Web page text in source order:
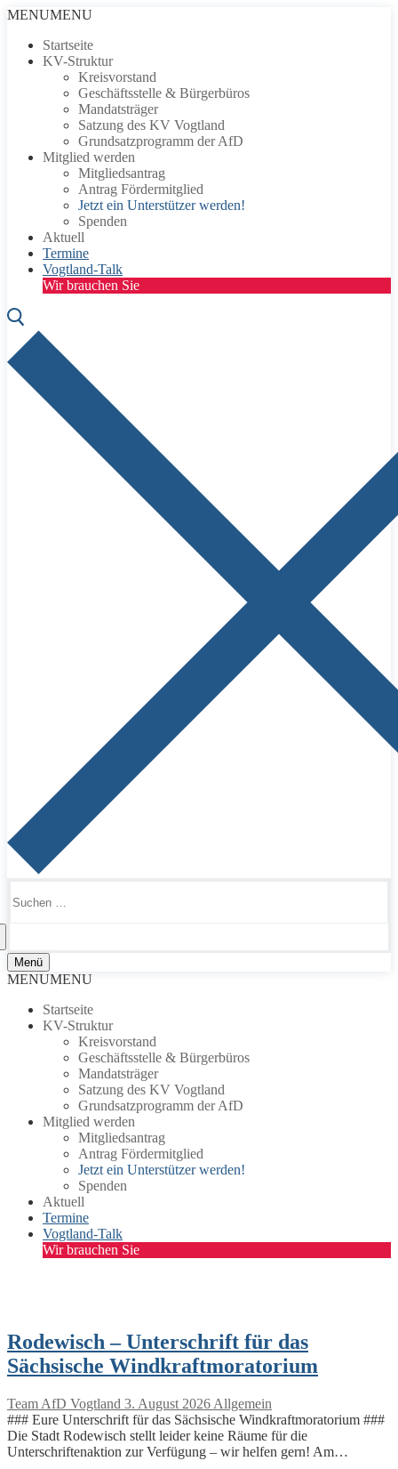
Zum
springen
Menü
Schließen
MENUMENU
Startseite
KV-Struktur
Kreisvorstand
Geschäftsstelle & Bürgerbüros
Mandatsträger
Satzung des KV Vogtland
Grundsatzprogramm der AfD
Mitglied werden
Mitgliedsantrag
Antrag Fördermitglied
Jetzt ein Unterstützer werden!
Spenden
Aktuell
Termine
Vogtland-Talk
Wir brauchen Sie
nach:
Menü
MENUMENU
Startseite
KV-Struktur
Kreisvorstand
Geschäftsstelle & Bürgerbüros
Mandatsträger
Satzung des KV Vogtland
Grundsatzprogramm der AfD
Mitglied werden
Mitgliedsantrag
Antrag Fördermitglied
Jetzt ein Unterstützer werden!
Spenden
Aktuell
Termine
Vogtland-Talk
Wir brauchen Sie
Rodewisch – Unterschrift für das
Sächsische Windkraftmoratorium
Team AfD Vogtland 3. August 2026 Allgemein
### Eure Unterschrift für das Sächsische Windkraftmoratorium ###
Die Stadt Rodewisch stellt leider keine Räume für die
Unterschriftenaktion zur Verfügung – wir helfen gern! Am…